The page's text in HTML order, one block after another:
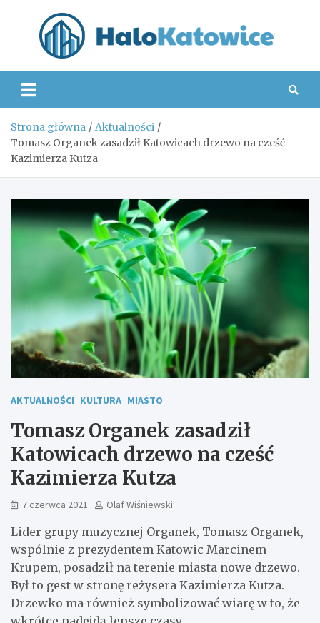
Strona główna
Aktualności
Tomasz Organek zasadził Katowicach drzewo na cześć
Kazimierza Kutza
AKTUALNOŚCI KULTURA MIASTO
Tomasz Organek zasadził
Katowicach drzewo na cześć
Kazimierza Kutza
7 czerwca 2021 Olaf Wiśniewski
Lider grupy muzycznej Organek, Tomasz Organek,
wspólnie z prezydentem Katowic Marcinem
Krupem, posadził na terenie miasta nowe drzewo.
Był to gest w stronę reżysera Kazimierza Kutza.
Drzewko ma również symbolizować wiarę w to, że